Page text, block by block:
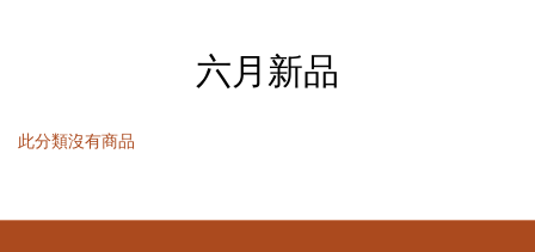
六月新品
此分類沒有商品